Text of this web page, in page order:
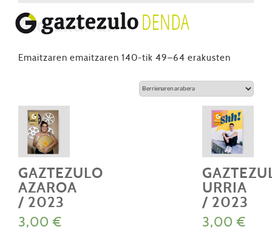
Aldizkariak
Emaitzaren emaitzaren 140-tik 49–64 erakusten
GAZTEZULO
AZAROA
/ 2023
3,00€
URRIA
/ 2023
3,00€